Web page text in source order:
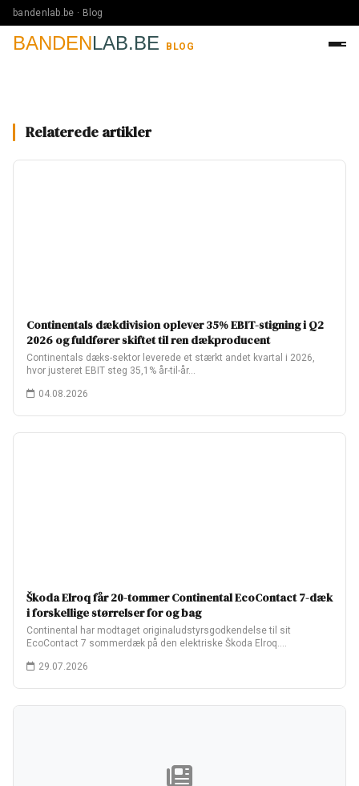
bandenlab.be · Blog
BANDENLAB.BE BLOG
Relaterede artikler
Continentals dækdivision oplever 35% EBIT-stigning i Q2
2026 og fuldfører skiftet til ren dækproducent
Continentals dæks-sektor leverede et stærkt andet kvartal i 2026,
hvor justeret EBIT steg 35,1% år-til-år…
04.08.2026
Škoda Elroq får 20-tommer Continental EcoContact 7-dæk
i forskellige størrelser for og bag
Continental har modtaget originaludstyrsgodkendelse til sit
EcoContact 7 sommerdæk på den elektriske Škoda Elroq.
29.07.2026